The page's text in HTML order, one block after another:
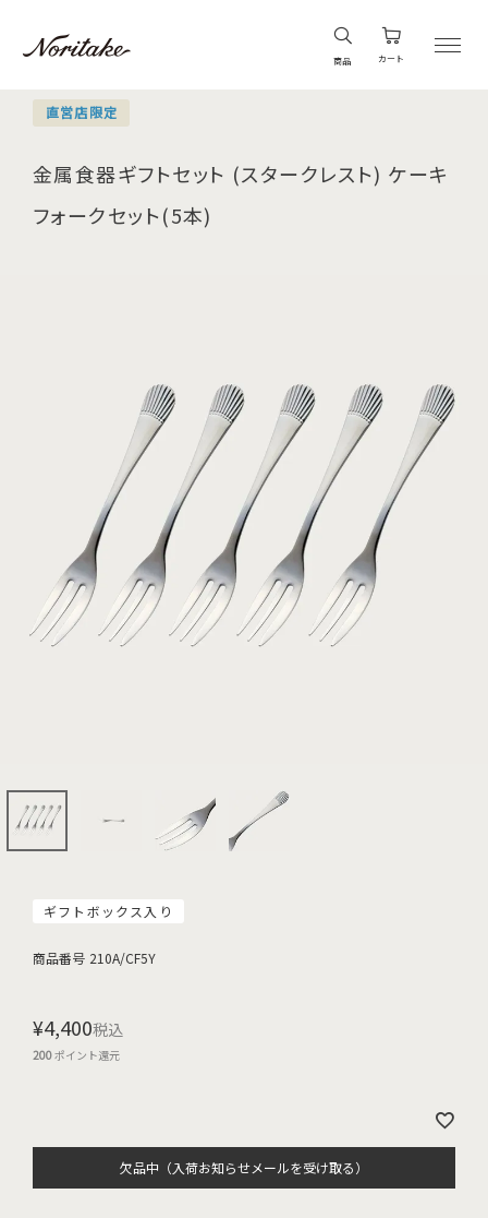
商品 カート
直営店限定
金属食器ギフトセット (スタークレスト) ケーキ
フォークセット(5本)
ギフトボックス入り
商品番号 210A/CF5Y
¥4,400税込
200ポイント還元
欠品中（入荷お知らせメールを受け取る）